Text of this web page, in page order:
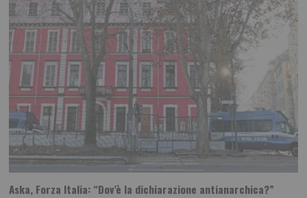
Aska, Forza Italia: “Dov’è la dichiarazione antianarchica?”